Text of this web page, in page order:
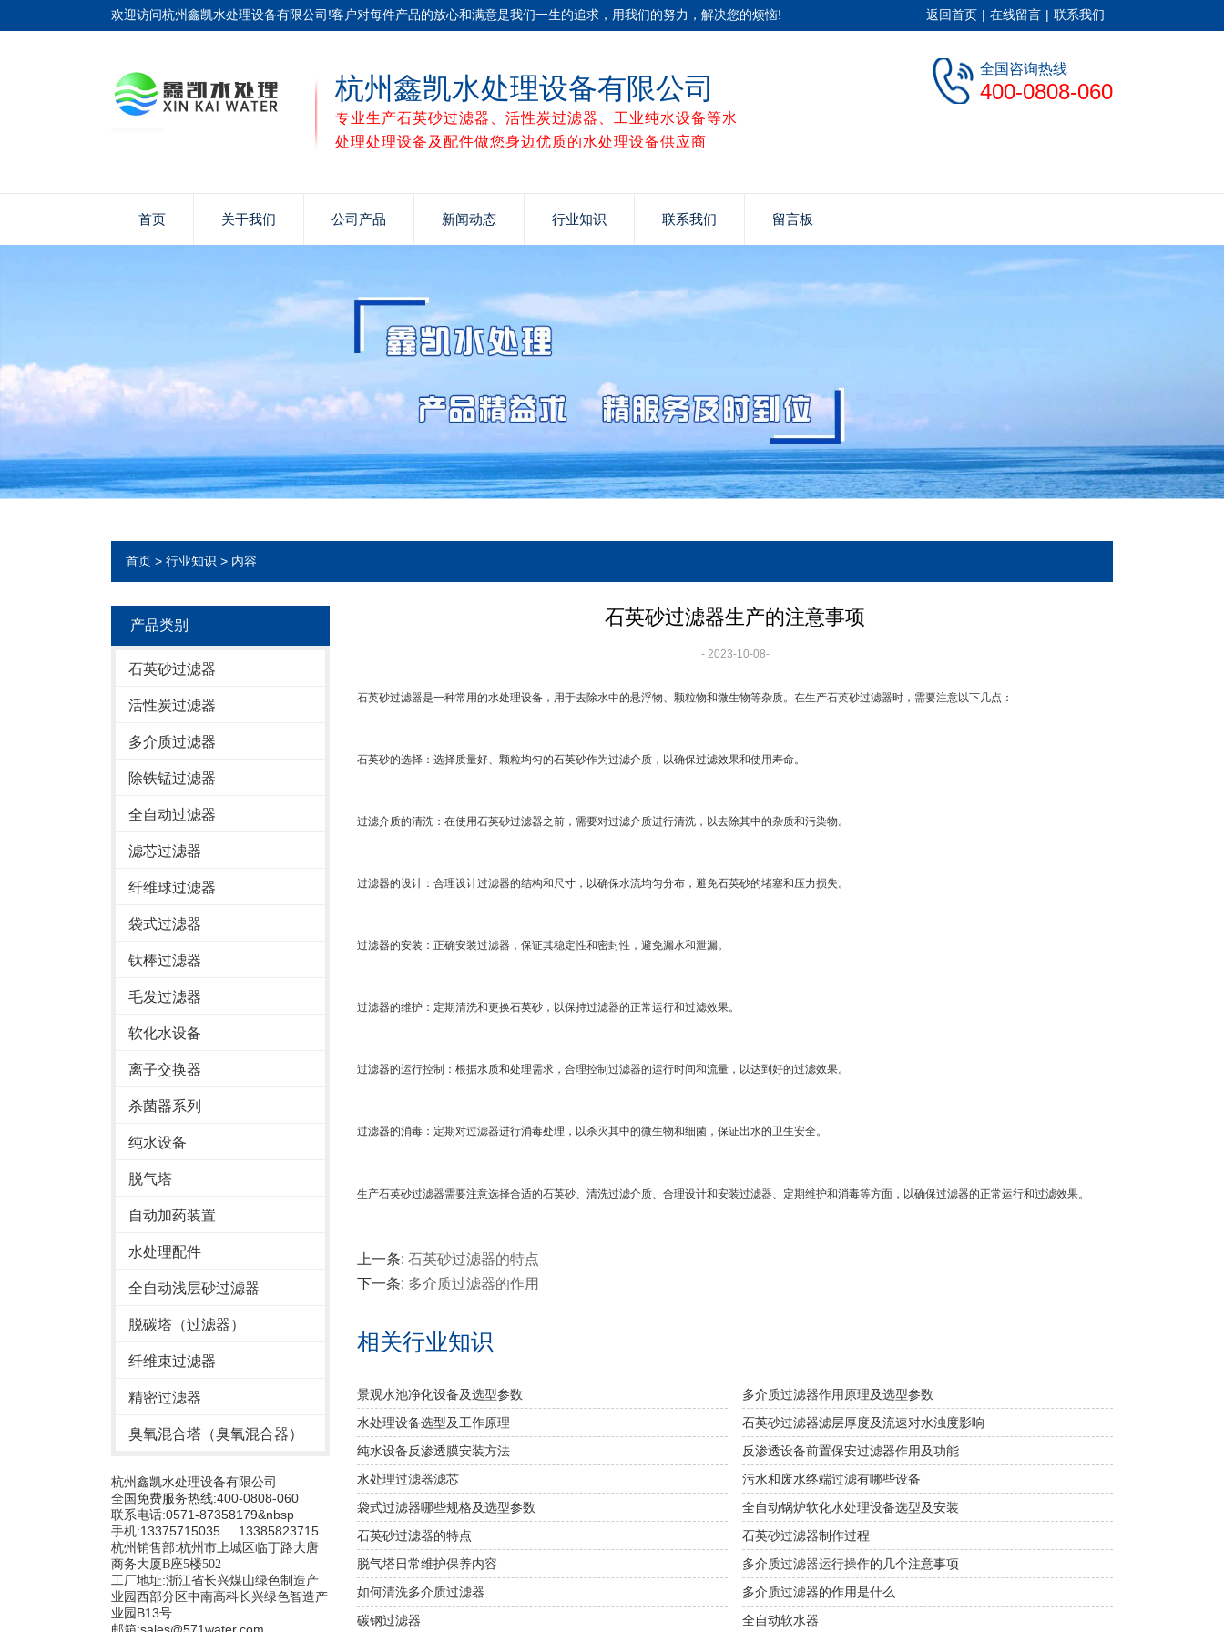
欢迎访问杭州鑫凯水处理设备有限公司!客户对每件产品的放心和满意是我们一生的追求，用我们的努力，解决您的烦恼! 返回首页 | 在线留言 | 联系我们
杭州鑫凯水处理设备有限公司
专业生产石英砂过滤器、活性炭过滤器、工业纯水设备等水
处理处理设备及配件做您身边优质的水处理设备供应商
全国咨询热线
400-0808-060
首页 关于我们 公司产品 新闻动态 行业知识 联系我们 留言板
首页 > 行业知识 > 内容
产品类别
石英砂过滤器
活性炭过滤器
多介质过滤器
除铁锰过滤器
全自动过滤器
滤芯过滤器
纤维球过滤器
袋式过滤器
钛棒过滤器
毛发过滤器
软化水设备
离子交换器
杀菌器系列
纯水设备
脱气塔
自动加药装置
水处理配件
全自动浅层砂过滤器
脱碳塔（过滤器）
纤维束过滤器
精密过滤器
臭氧混合塔（臭氧混合器）
杭州鑫凯水处理设备有限公司
全国免费服务热线:400-0808-060
联系电话:0571-87358179&nbsp
手机:13375715035 13385823715
杭州销售部:杭州市上城区临丁路大唐
商务大厦B座5楼502
工厂地址:浙江省长兴煤山绿色制造产
业园西部分区中南高科长兴绿色智造产
业园B13号
石英砂过滤器生产的注意事项
- 2023-10-08-
石英砂过滤器是一种常用的水处理设备，用于去除水中的悬浮物、颗粒物和微生物等杂质。在生产石英砂过滤器时，需要注意以下几点：
石英砂的选择：选择质量好、颗粒均匀的石英砂作为过滤介质，以确保过滤效果和使用寿命。
过滤介质的清洗：在使用石英砂过滤器之前，需要对过滤介质进行清洗，以去除其中的杂质和污染物。
过滤器的设计：合理设计过滤器的结构和尺寸，以确保水流均匀分布，避免石英砂的堵塞和压力损失。
过滤器的安装：正确安装过滤器，保证其稳定性和密封性，避免漏水和泄漏。
过滤器的维护：定期清洗和更换石英砂，以保持过滤器的正常运行和过滤效果。
过滤器的运行控制：根据水质和处理需求，合理控制过滤器的运行时间和流量，以达到好的过滤效果。
过滤器的消毒：定期对过滤器进行消毒处理，以杀灭其中的微生物和细菌，保证出水的卫生安全。
生产石英砂过滤器需要注意选择合适的石英砂、清洗过滤介质、合理设计和安装过滤器、定期维护和消毒等方面，以确保过滤器的正常运行和过滤效果。
上一条: 石英砂过滤器的特点
下一条: 多介质过滤器的作用
相关行业知识
景观水池净化设备及选型参数
多介质过滤器作用原理及选型参数
水处理设备选型及工作原理
石英砂过滤器滤层厚度及流速对水浊度影响
纯水设备反渗透膜安装方法
反渗透设备前置保安过滤器作用及功能
水处理过滤器滤芯
污水和废水终端过滤有哪些设备
袋式过滤器哪些规格及选型参数
全自动锅炉软化水处理设备选型及安装
石英砂过滤器的特点
石英砂过滤器制作过程
脱气塔日常维护保养内容
多介质过滤器运行操作的几个注意事项
如何清洗多介质过滤器
多介质过滤器的作用是什么
碳钢过滤器
全自动软水器